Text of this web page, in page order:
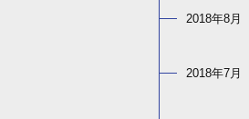
2018年8月
2018年7月